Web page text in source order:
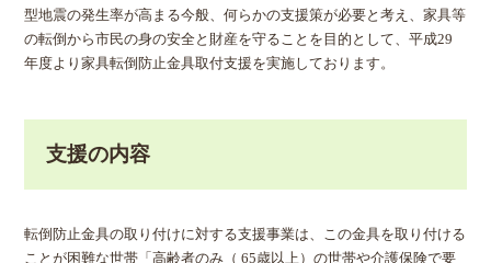
型地震の発生率が高まる今般、何らかの支援策が必要と考え、家具等
の転倒から市民の身の安全と財産を守ることを目的として、平成29
年度より家具転倒防止金具取付支援を実施しております。
支援の内容
転倒防止金具の取り付けに対する支援事業は、この金具を取り付ける
ことが困難な世帯「高齢者のみ（ 65歳以上）の世帯や介護保険で要